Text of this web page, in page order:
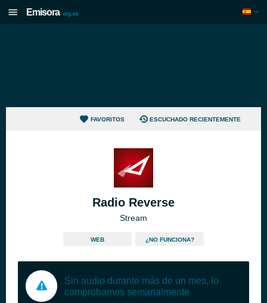
Emisora .org.es
FAVORITOS ESCUCHADO RECIENTEMENTE
Radio Reverse
Stream
WEB ¿NO FUNCIONA?
Sin audio durante más de un mes, lo
comprobamos semanalmente